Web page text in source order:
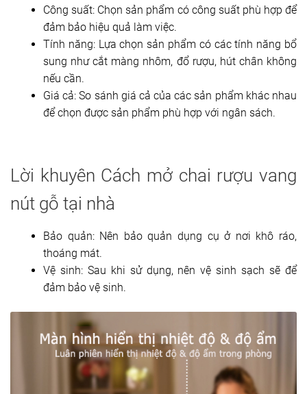
Công suất: Chọn sản phẩm có công suất phù hợp để
đảm bảo hiệu quả làm việc.
Tính năng: Lựa chọn sản phẩm có các tính năng bổ
sung như cắt màng nhôm, đổ rượu, hút chân không
nếu cần.
Giá cả: So sánh giá cả của các sản phẩm khác nhau
để chọn được sản phẩm phù hợp với ngân sách.
Lời khuyên Cách mở chai rượu vang
nút gỗ tại nhà
Bảo quản: Nên bảo quản dụng cụ ở nơi khô ráo,
thoáng mát.
Vệ sinh: Sau khi sử dụng, nên vệ sinh sạch sẽ để
đảm bảo vệ sinh.